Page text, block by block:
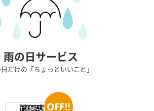
雨の日サービス
だけの「ちょっといいこと」